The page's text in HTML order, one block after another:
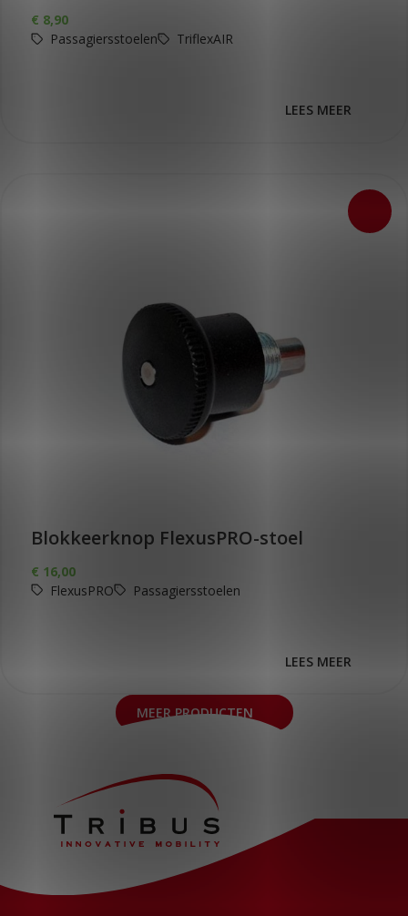
€ 8,90
Passagiersstoelen
TriflexAIR
LEES MEER
Blokkeerknop FlexusPRO-stoel
€ 16,00
FlexusPRO
Passagiersstoelen
LEES MEER
MEER PRODUCTEN